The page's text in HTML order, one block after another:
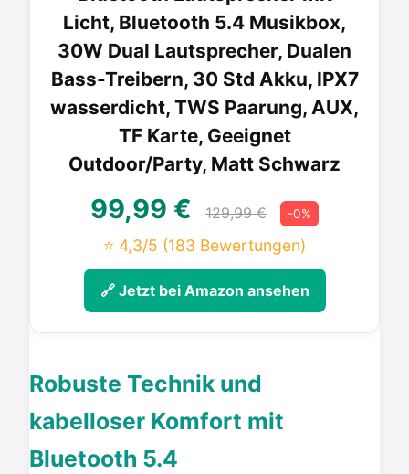
Licht, Bluetooth 5.4 Musikbox,
30W Dual Lautsprecher, Dualen
Bass-Treibern, 30 Std Akku, IPX7
wasserdicht, TWS Paarung, AUX,
TF Karte, Geeignet
Outdoor/Party, Matt Schwarz
99,99 € 129,99 € -0%
⭐ 4,3/5 (183 Bewertungen)
🔗 Jetzt bei Amazon ansehen
Robuste Technik und
kabelloser Komfort mit
Bluetooth 5.4